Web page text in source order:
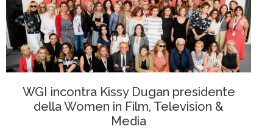
WGI incontra Kissy Dugan presidente
della Women in Film, Television &
Media